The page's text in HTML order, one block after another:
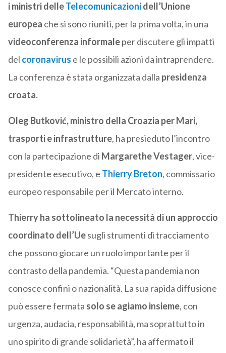
i ministri delleTelecomunicazionidell’Unione
europea che si sono riuniti, per la prima volta, in una
videoconferenza informaleper discutere gli impatti
del coronavirus e le possibili azioni da intraprendere.
La conferenza è stata organizzata dalla presidenza
croata.
Oleg Butković, ministro della Croazia per Mari,
trasporti e infrastrutture, ha presieduto l’incontro
con la partecipazione di Margarethe Vestager, vice-
presidente esecutivo, e Thierry Breton, commissario
europeo responsabile per il Mercato interno.
Thierry ha sottolineato la necessità di un approccio
coordinato dell’Uesugli strumenti di tracciamento
che possono giocare un ruolo importante per il
contrasto della pandemia. “Questa pandemia non
conosce confini o nazionalità. La sua rapida diffusione
può essere fermata solo se agiamo insieme, con
urgenza, audacia, responsabilità, ma soprattutto in
uno spirito di grande solidarietà”, ha affermato il